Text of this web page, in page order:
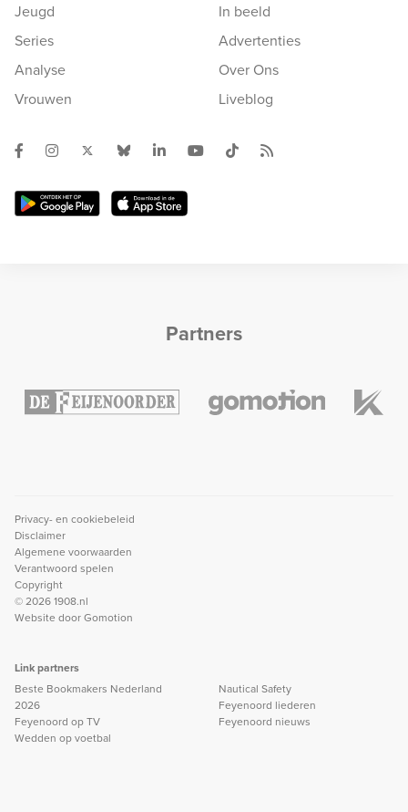
Jeugd
Series
Analyse
Vrouwen
In beeld
Advertenties
Over Ons
Liveblog
Partners
Privacy- en cookiebeleid
Disclaimer
Algemene voorwaarden
Verantwoord spelen
Copyright
© 2026 1908.nl
Website doorGomotion
Link partners
Beste Bookmakers Nederland
2026
Feyenoord op TV
Wedden op voetbal
Nautical Safety
Feyenoord liederen
Feyenoord nieuws